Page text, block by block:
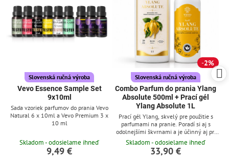
Slovenská ručná výroba
Vevo Essence Sample Set
9x10ml
Sada vzoriek parfumov do prania Vevo
Natural 6 x 10ml a Vevo Premium 3 x
10 ml
Skladom - odosielame ihneď
9,49 €
2%
Slovenská ručná výroba
Combo Parfum do prania Ylang
Absolute 500ml + Prací gél
Ylang Absolute 1L
Prací gél Ylang, skvelý pre použitie s
parfumami na pranie. Poradí si aj s
odolnejšími škvrnami a je účinný aj pri
nízkych teplotách
Skladom - odosielame ihneď
33,90 €